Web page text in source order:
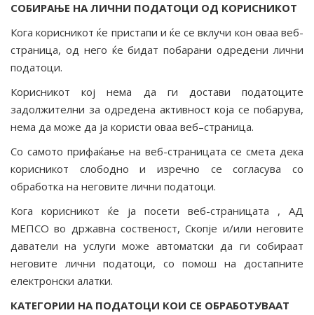
СОБИРАЊЕ НА ЛИЧНИ ПОДАТОЦИ ОД КОРИСНИКОТ
Кога корисникот ќе пристапи и ќе се вклучи кон оваа веб-
страница, од него ќе бидат побарани одредени лични
податоци.
Корисникот кој нема да ги достави податоците
задолжителни за одредена активност која се побарува,
нема да може да ја користи оваа веб–страница.
Со самото прифаќање на веб-страницата се смета дека
корисникот слободно и изречно се согласува со
обработка на неговите лични податоци.
Кога корисникот ќе ја посети веб-страницата , АД
МЕПСО во државна соственост, Скопје и/или неговите
даватели на услуги може автоматски да ги собираат
неговите лични податоци, со помош на достапните
електронски алатки.
КАТЕГОРИИ НА ПОДАТОЦИ КОИ СЕ ОБРАБОТУВААТ